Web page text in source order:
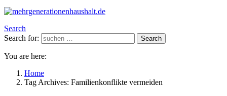
Search
Search for:
Search
You are here:
Home
Tag Archives: Familienkonflikte vermeiden